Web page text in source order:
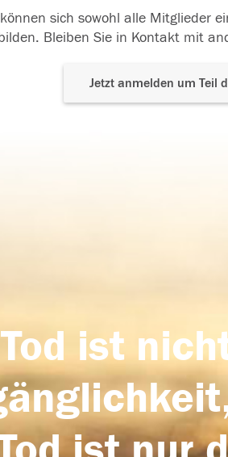
sich sowohl alle Mitglieder
Bleiben Sie in Kontakt mit
Jetzt anmelden um Teil
ist